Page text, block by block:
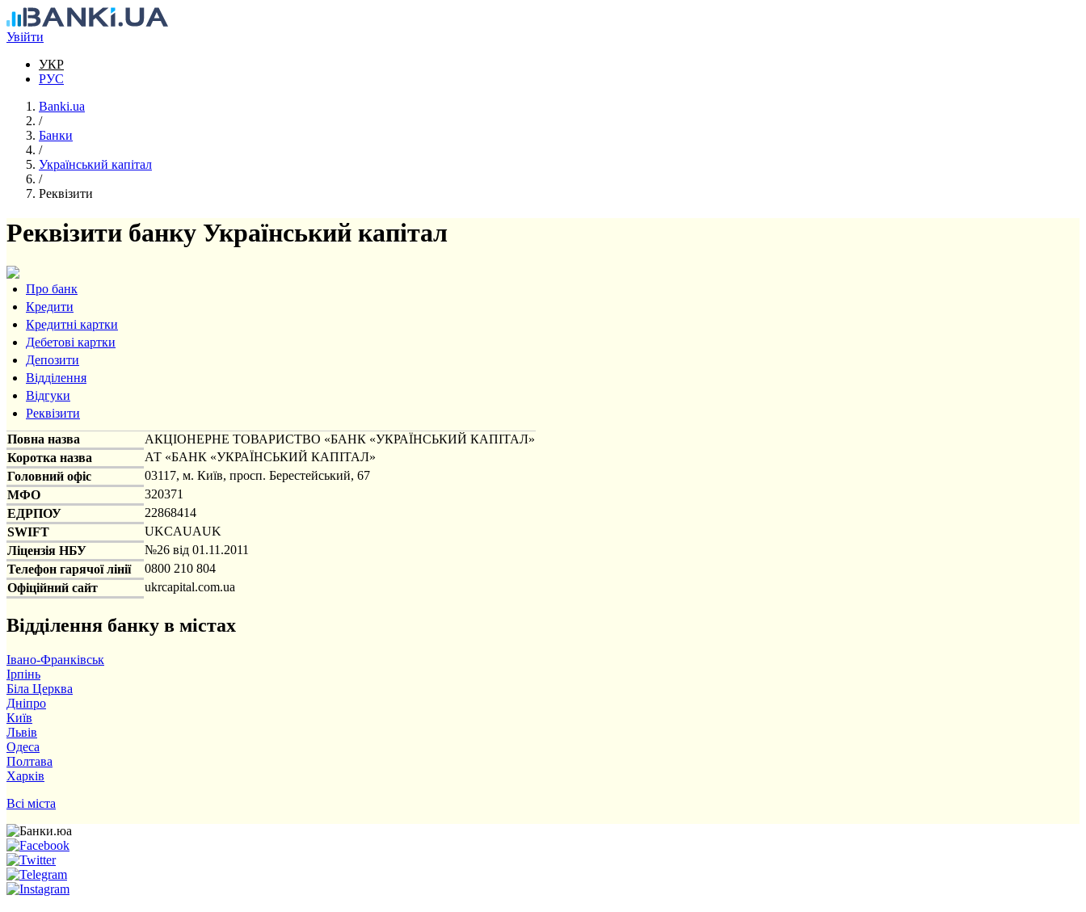
Перейти до основного вмісту
Увійти
УКР
РУС
Banki.ua
/
Банки
/
Український капітал
/
Реквізити
Реквізити банку Український капітал
Про банк
Кредити
Кредитні картки
Дебетові картки
Депозити
Відділення
Відгуки
Реквізити
Повна назва
АКЦІОНЕРНЕ ТОВАРИСТВО «БАНК «УКРАЇНСЬКИЙ КАПІТАЛ»
Коротка назва
АТ «БАНК «УКРАЇНСЬКИЙ КАПІТАЛ»
Головний офіс
03117, м. Київ, просп. Берестейський, 67
МФО
320371
ЕДРПОУ
22868414
SWIFT
UKCAUAUK
Ліцензія НБУ
№26 від 01.11.2011
Телефон гарячої лінії
0800 210 804
Офіційний сайт
ukrcapital.com.ua
Відділення банку в містах
Івано-Франківськ
Ірпінь
Біла Церква
Дніпро
Київ
Львів
Одеса
Полтава
Харків
Всі міста